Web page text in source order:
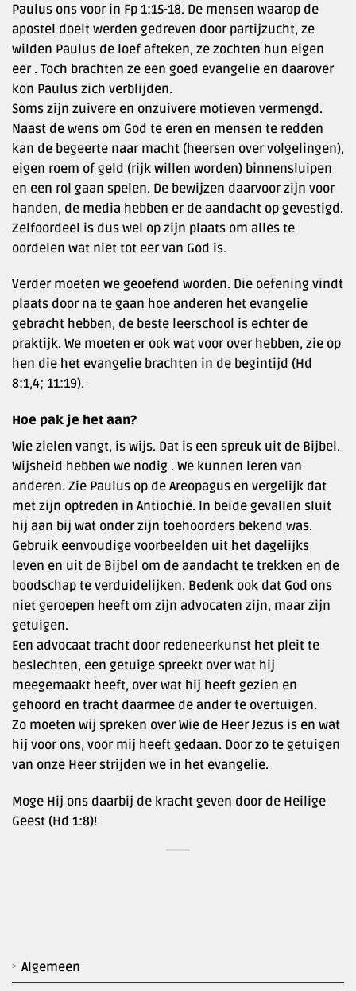
Algemeen
Paulus ons voor in Fp 1:15-18. De mensen waarop de
apostel doelt werden gedreven door partijzucht, ze
wilden Paulus de loef afteken, ze zochten hun eigen
eer . Toch brachten ze een goed evangelie en daarover
kon Paulus zich verblijden.
Soms zijn zuivere en onzuivere motieven vermengd.
Naast de wens om God te eren en mensen te redden
kan de begeerte naar macht (heersen over volgelingen),
eigen roem of geld (rijk willen worden) binnensluipen
en een rol gaan spelen. De bewijzen daarvoor zijn voor
handen, de media hebben er de aandacht op gevestigd.
Zelfoordeel is dus wel op zijn plaats om alles te
oordelen wat niet tot eer van God is.
Verder moeten we geoefend worden. Die oefening vindt
plaats door na te gaan hoe anderen het evangelie
gebracht hebben, de beste leerschool is echter de
praktijk. We moeten er ook wat voor over hebben, zie op
hen die het evangelie brachten in de begintijd (Hd
8:1,4; 11:19).
Hoe pak je het aan?
Wie zielen vangt, is wijs. Dat is een spreuk uit de Bijbel.
Wijsheid hebben we nodig . We kunnen leren van
anderen. Zie Paulus op de Areopagus en vergelijk dat
met zijn optreden in Antiochië. In beide gevallen sluit
hij aan bij wat onder zijn toehoorders bekend was.
Gebruik eenvoudige voorbeelden uit het dagelijks
leven en uit de Bijbel om de aandacht te trekken en de
boodschap te verduidelijken. Bedenk ook dat God ons
niet geroepen heeft om zijn advocaten zijn, maar zijn
getuigen.
Een advocaat tracht door redeneerkunst het pleit te
beslechten, een getuige spreekt over wat hij
meegemaakt heeft, over wat hij heeft gezien en
gehoord en tracht daarmee de ander te overtuigen.
Zo moeten wij spreken over Wie de Heer Jezus is en wat
hij voor ons, voor mij heeft gedaan. Door zo te getuigen
van onze Heer strijden we in het evangelie.
Moge Hij ons daarbij de kracht geven door de Heilige
Geest (Hd 1:8)!